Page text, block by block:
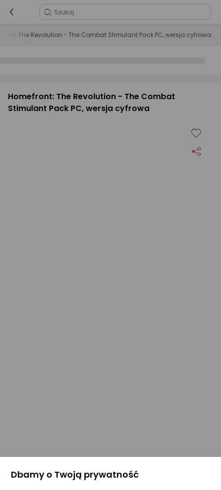
The Revolution - The Combat Stimulant Pack PC, wersja cyfrowa
Homefront: The Revolution - The Combat
Stimulant Pack PC, wersja cyfrowa
Dbamy o Twoją prywatność